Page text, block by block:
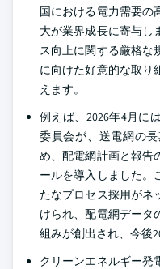
国における電力需要の
大が業界成長に寄与し
ス向上に関する厳格な
に向けた好意的な取り
えます。
例えば、2026年4月に
委員会が、送電網の
め、配電網計画と報告
ールを導入しました。
たなプロセス採用がネ
けられ、配電網データ
組みが創出され、今後
クリーンエネルギー発